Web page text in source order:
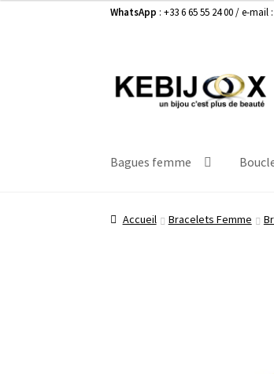
WhatsApp : +33 6 65 55 24 00 / e-mail
Aller
à
Aller
au
Bagues femme
Accueil Bracelets Femme